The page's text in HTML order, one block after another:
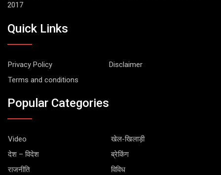
2017
Quick Links
Privacy Policy
Disclaimer
Terms and conditions
Popular Categories
Video
खेल-खिलाड़ी
देश – विदेश
ब्रेकिंग
राजनीति
विविध